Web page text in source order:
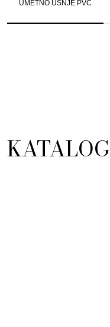
UMETNO USNJE PVC
KATALOG